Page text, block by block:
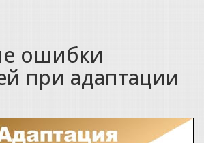
ошибки
при адаптации